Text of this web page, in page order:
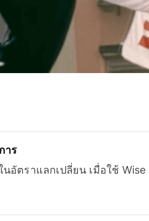
าร
อัตราแลกเปลี่ยน เมื่อใช้